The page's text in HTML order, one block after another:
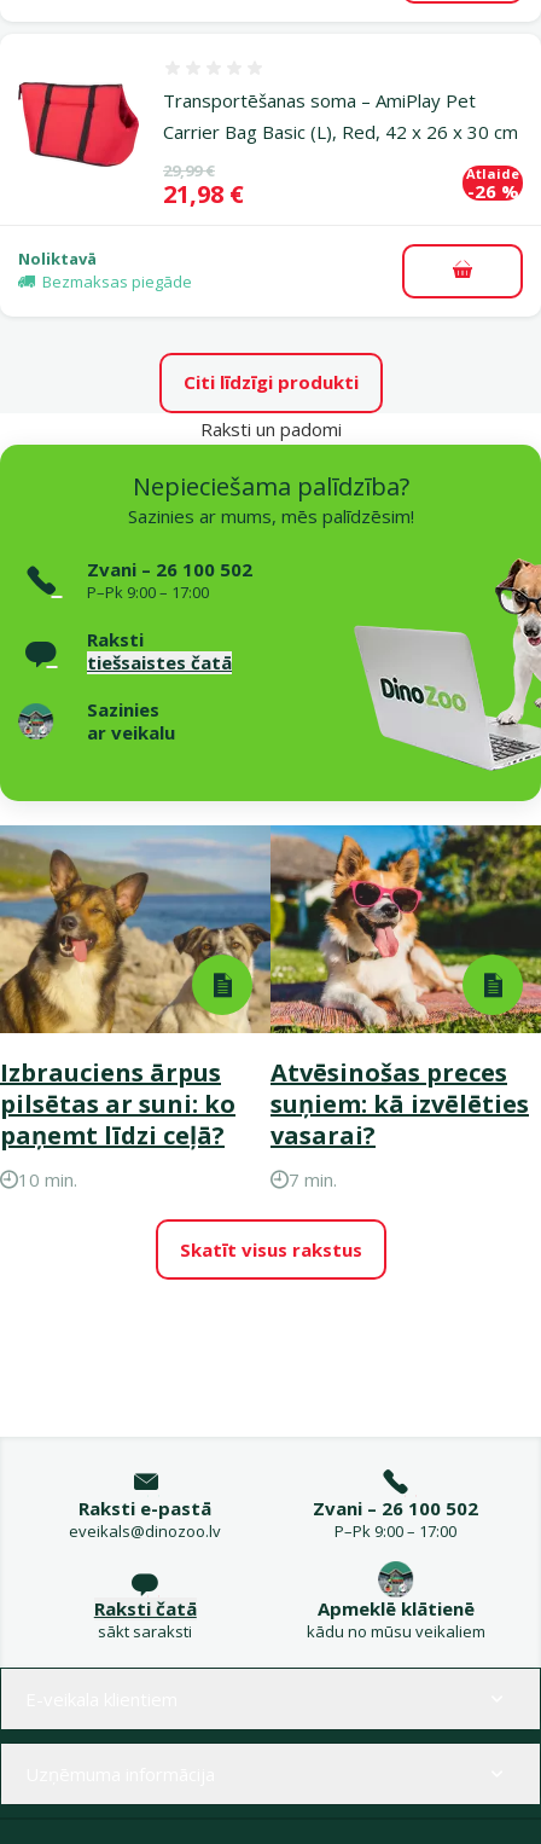
Transportēšanas soma – AmiPlay Pet
Carrier Bag Basic (L), Red, 42 x 26 x 30 cm
Oriģinālā cena
29,99 €
Cena
21,98 €
Atlaide
-26 %
Noliktavā
Bezmaksas piegāde
Citi līdzīgi produkti
Raksti un padomi
Nepieciešama palīdzība?
Sazinies ar mums, mēs palīdzēsim!
Zvani – 26 100 502
P–Pk 9:00 – 17:00
Raksti
tiešsaistes čatā
Sazinies
ar veikalu
Izbrauciens ārpus
pilsētas ar suni: ko
paņemt līdzi ceļā?
10 min.
Atvēsinošas preces
suņiem: kā izvēlēties
vasarai?
7 min.
Skatīt visus rakstus
Raksti e-pastā
eveikals@dinozoo.lv
Zvani – 26 100 502
P–Pk 9:00 – 17:00
Raksti čatā
sākt saraksti
Apmeklē klātienē
kādu no mūsu veikaliem